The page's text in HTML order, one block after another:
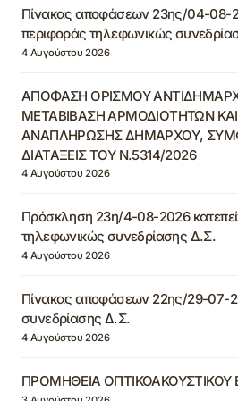
Πίνακας αποφάσεων 23ης/04-08-
περιφοράς τηλεφωνικώς
4 Αυγούστου 2026
ΑΠΟΦΑΣΗ ΟΡΙΣΜΟΥ
ΜΕΤΑΒΙΒΑΣΗ ΑΡΜΟΔΙΟΤΗΤΩΝ
ΑΝΑΠΛΗΡΩΣΗΣ ΔΗΜΑΡΧΟΥ,
ΔΙΑΤΑΞΕΙΣ ΤΟΥ Ν.5314/2026
4 Αυγούστου 2026
Πρόσκληση 23η/4-08-2026
τηλεφωνικώς συνεδρίασης Δ.Σ.
4 Αυγούστου 2026
Πίνακας αποφάσεων 22ης/29-07-
συνεδρίασης Δ.Σ.
4 Αυγούστου 2026
ΠΡΟΜΗΘΕΙΑ ΟΠΤΙΚΟΑΚΟΥΣΤΙΚΟΥ